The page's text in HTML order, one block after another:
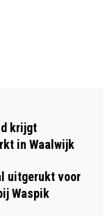
VAN PSV
krijgt
in Waalwijk
uitgerukt voor
Waspik